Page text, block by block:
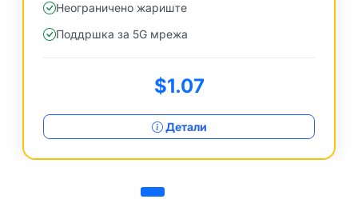
Неограничено жариште
Поддршка за 5G мрежа
$1.07
Детали